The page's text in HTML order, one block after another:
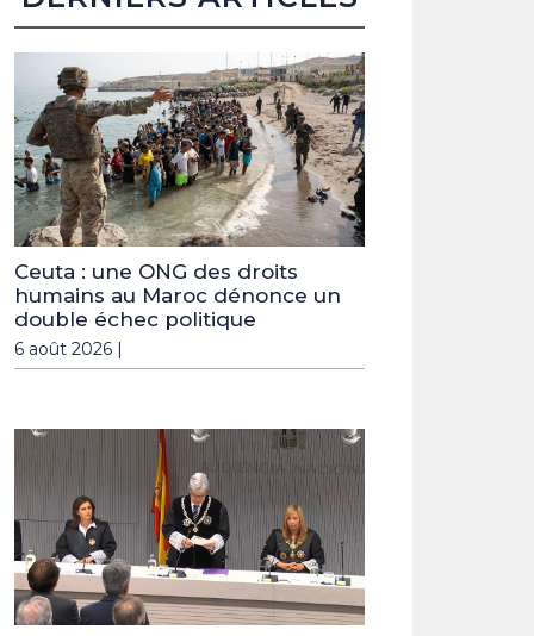
Ceuta : une ONG des droits
humains au Maroc dénonce un
double échec politique
6 août 2026 |